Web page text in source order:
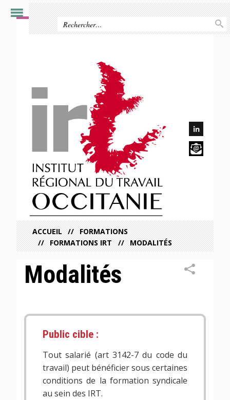
ACCUEIL
FORMATIONS
FORMATIONS IRT
MODALITÉS
Modalités
Public cible :
Tout salarié (art 3142-7 du code du
travail) peut bénéficier sous certaines
conditions de la formation syndicale
au sein des IRT.